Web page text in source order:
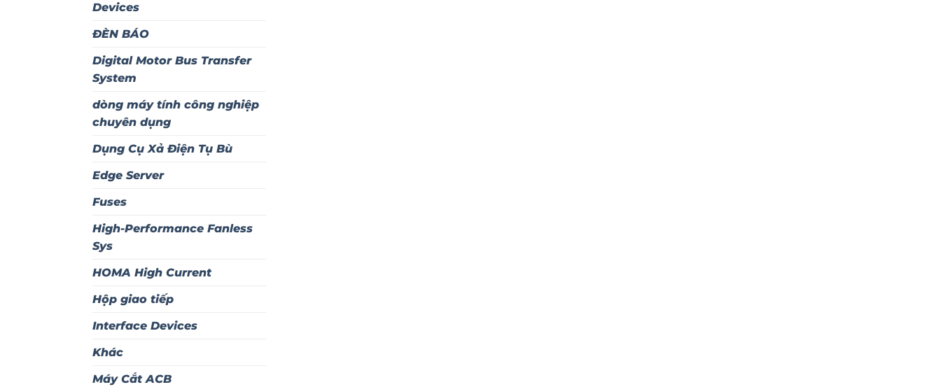
Devices
ĐÈN BÁO
Digital Motor Bus Transfer
System
dòng máy tính công nghiệp
chuyên dụng
Dụng Cụ Xả Điện Tụ Bù
Edge Server
Fuses
High-Performance Fanless
Sys
HOMA High Current
Hộp giao tiếp
Interface Devices
Khác
Máy Cắt ACB